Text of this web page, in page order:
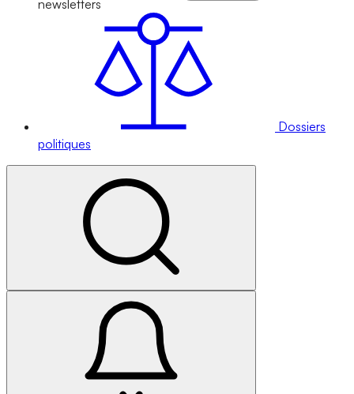
newsletters
Dossiers
politiques